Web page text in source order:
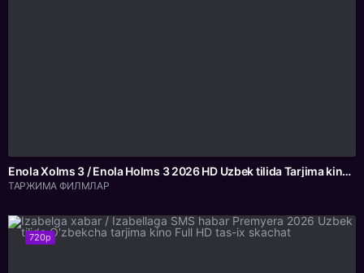
Enola Xolms 3 / Enola Holms 3 2026 HD Uzbek tilida Tarjima kino tas-ix skachat
ТАРЖИМА ФИЛМЛАР
720p